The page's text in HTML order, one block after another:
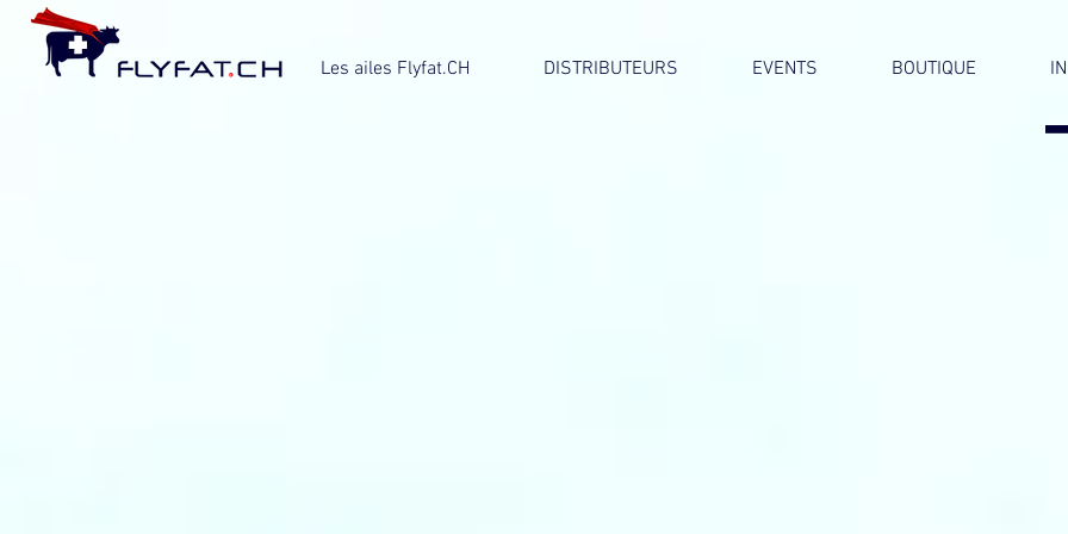
Les ailes Flyfat.CH DISTRIBUTEURS EVENTS BOUTIQUE